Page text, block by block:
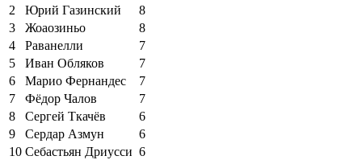
2
Юрий Газинский
8
3
Жоаозиньо
8
4
Раванелли
7
5
Иван Обляков
7
6
Марио Фернандес
7
7
Фёдор Чалов
7
8
Сергей Ткачёв
6
9
Сердар Азмун
6
10 Себастьян Дриусси 6